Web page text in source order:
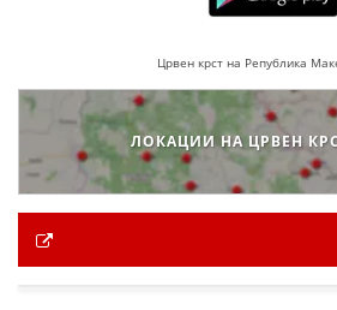
Црвен крст на Република
ЛОКАЦИИ НА ЦРВЕН